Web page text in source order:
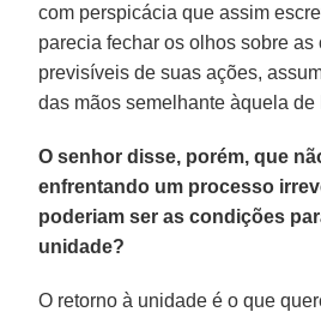
com perspicácia que assim
parecia fechar os olhos sobre
previsíveis de suas ações,
das mãos semelhante àquela de
O senhor disse, porém, que
enfrentando um processo
poderiam ser as condições
unidade?
O retorno à unidade é o que